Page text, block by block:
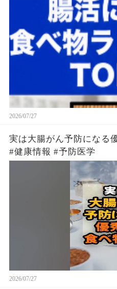
2026/07/27
実は大腸がん予防にな
#健康情報 #予防医学
2026/07/27